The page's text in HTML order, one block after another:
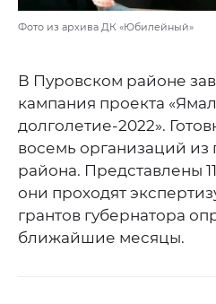
Фото из архива ДК «Юбилейный»
В Пуровском районе
кампания проекта
долголетие-2022».
восемь организаций из
района. Представлены
они проходят
грантов губернатора
ближайшие месяцы.